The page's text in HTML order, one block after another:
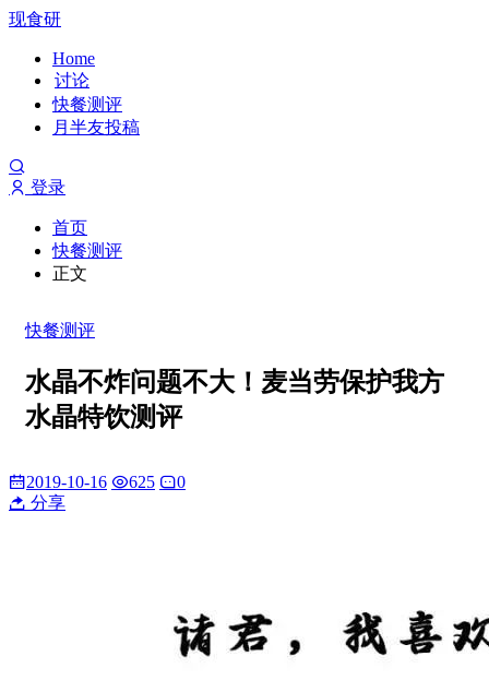
现食研
Home
讨论
快餐测评
月半友投稿
登录
首页
快餐测评
正文
快餐测评
水晶不炸问题不大！麦当劳保护我方
水晶特饮测评
2019-10-16 625
0
分享